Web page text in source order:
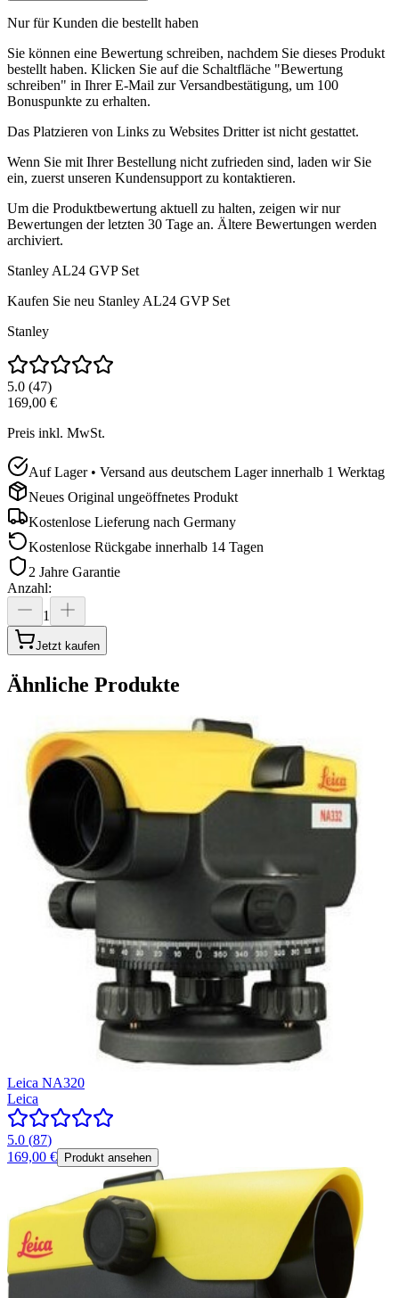
Nur für Kunden die bestellt haben
Sie können eine Bewertung schreiben, nachdem Sie dieses Produkt
bestellt haben. Klicken Sie auf die Schaltfläche "Bewertung
schreiben" in Ihrer E-Mail zur Versandbestätigung, um 100
Bonuspunkte zu erhalten.
Das Platzieren von Links zu Websites Dritter ist nicht gestattet.
Wenn Sie mit Ihrer Bestellung nicht zufrieden sind, laden wir Sie
ein, zuerst unseren Kundensupport zu kontaktieren.
Um die Produktbewertung aktuell zu halten, zeigen wir nur
Bewertungen der letzten 30 Tage an. Ältere Bewertungen werden
archiviert.
Stanley AL24 GVP Set
Kaufen Sie neu Stanley AL24 GVP Set
Stanley
5.0 (47)
169,00 €
Preis inkl. MwSt.
Auf Lager • Versand aus deutschem Lager innerhalb 1 Werktag
Neues Original ungeöffnetes Produkt
Kostenlose Lieferung nach Germany
Kostenlose Rückgabe innerhalb 14 Tagen
2 Jahre Garantie
Anzahl:
1
Jetzt kaufen
Ähnliche Produkte
Leica NA320
Leica
5.0 (87)
169,00 €
Produkt ansehen